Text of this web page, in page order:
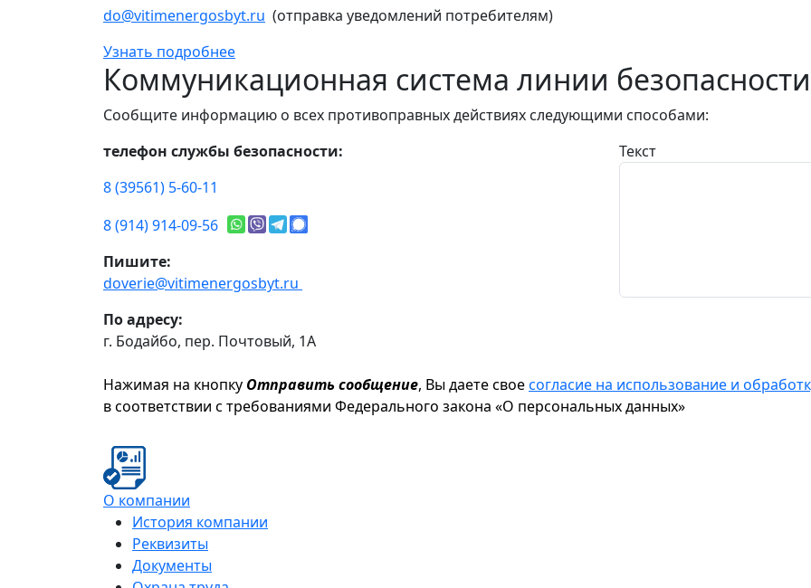
do@vitimenergosbyt.ru (отправка уведомлений потребителям)
Узнать подробнее
Коммуникационная система линии безопасности
Сообщите информацию о всех противоправных действиях следующими способами:
телефон службы безопасности:
8 (39561) 5-60-11
8 (914) 914-09-56
Пишите:
doverie@vitimenergosbyt.ru
По адресу:
г. Бодайбо, пер. Почтовый, 1А
Текст
Нажимая на кнопку Отправить сообщение, Вы даете своесогласие на использование и
в соответствии с требованиями Федерального закона «О персональных данных»
О компании
История компании
Реквизиты
Документы